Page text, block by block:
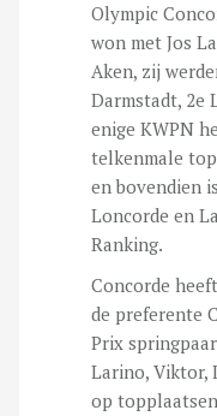
Olympic
won met Jos
Aken, zij
Darmstadt, 2e
enige KWPN
telkenmale
en bovendien
Loncorde en
Ranking.
Concorde
de preferente
Prix
Larino, Viktor,
op